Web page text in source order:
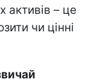
активів – це
чи цінні